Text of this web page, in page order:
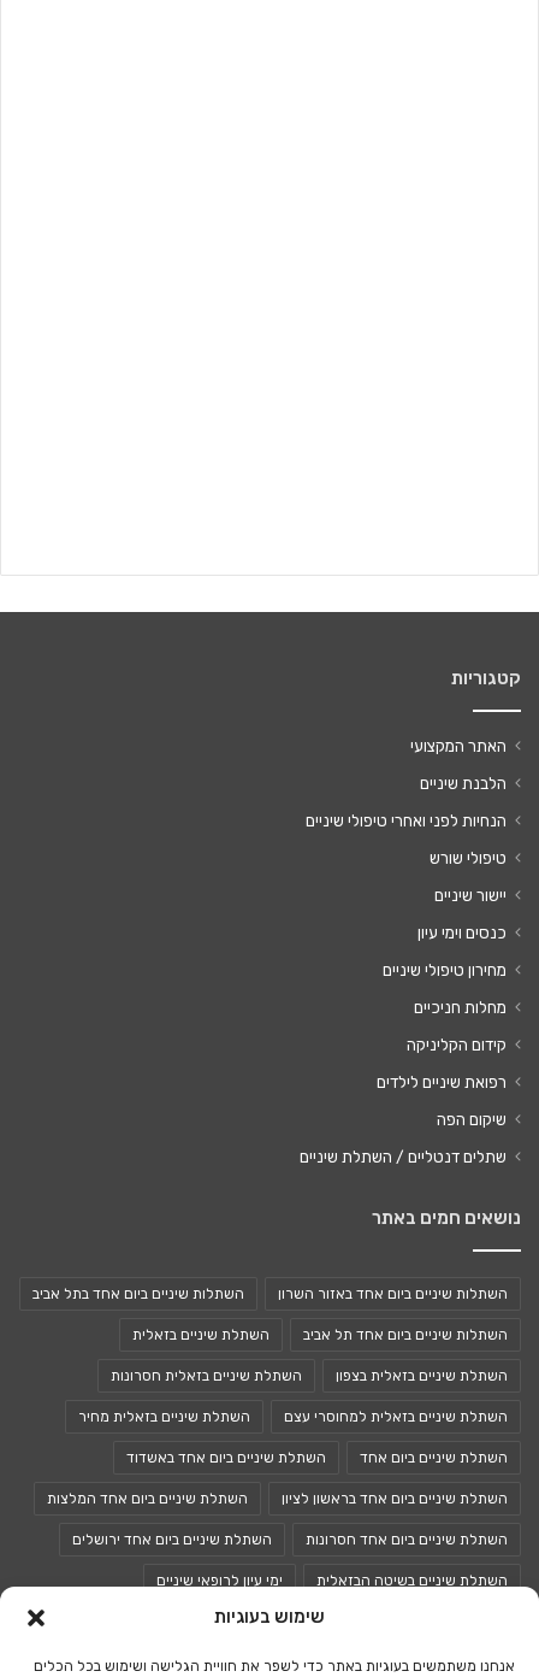
שימוש בעוגיות
אנחנו משתמשים בעוגיות באתר כדי לשפר את חוויית הגלישה ושימוש בכל הכלים
קטגוריות
האתר המקצועי
הלבנת שיניים
הנחיות לפני ואחרי טיפולי שיניים
טיפולי שורש
יישור שיניים
כנסים וימי עיון
מחירון טיפולי שיניים
מחלות חניכיים
קידום הקליניקה
רפואת שיניים לילדים
שיקום הפה
שתלים דנטליים / השתלת שיניים
נושאים חמים באתר
השתלות שיניים ביום אחד באזור השרון השתלות שיניים ביום אחד בתל אביב
השתלות שיניים ביום אחד תל אביב השתלת שיניים בזאלית
השתלת שיניים בזאלית בצפון השתלת שיניים בזאלית חסרונות
השתלת שיניים בזאלית למחוסרי עצם השתלת שיניים בזאלית מחיר
השתלת שיניים ביום אחד השתלת שיניים ביום אחד באשדוד
השתלת שיניים ביום אחד בראשון לציון השתלת שיניים ביום אחד המלצות
השתלת שיניים ביום אחד חסרונות השתלת שיניים ביום אחד ירושלים
השתלת שיניים בשיטה הבזאלית ימי עיון לרופאי שיניים
כנס רופאי שיניים